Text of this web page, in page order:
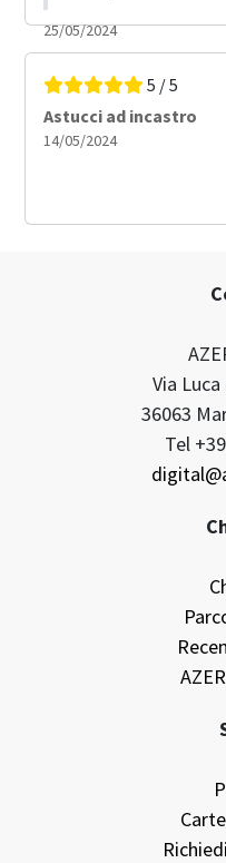
25/05/2024
5 / 5
Astucci ad incastro
14/05/2024
Via
36063
Tel